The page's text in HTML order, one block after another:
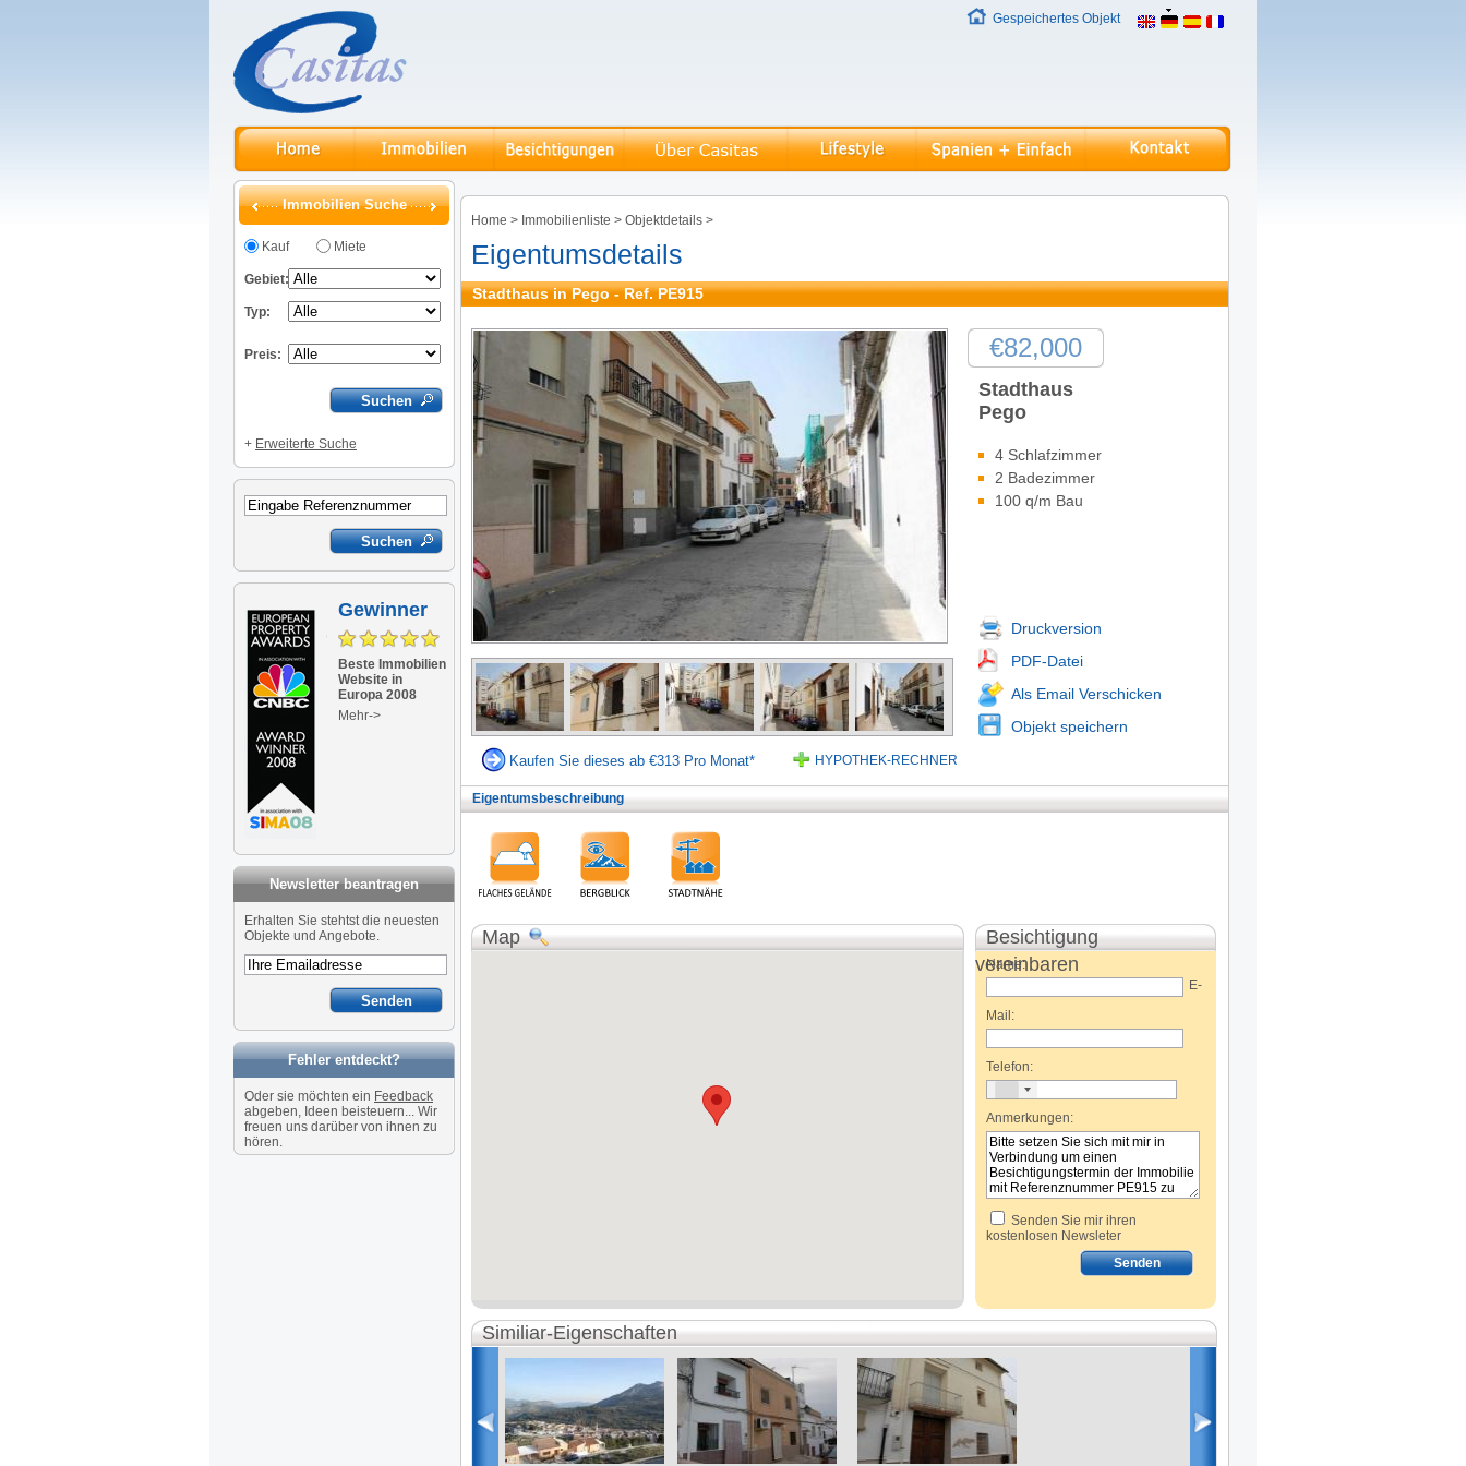
Gespeichertes Objekt
Immobilien Suche
Kauf Miete
Gebiet:
Typ:
Preis:
+ Erweiterte Suche
Gewinner
Beste Immobilien
Website in
Europa 2008
Mehr->
Newsletter beantragen
Newsletter
Erhalten Sie stehtst die neuesten
Objekte und Angebote.
Fehler entdeckt?
Oder sie möchten ein Feedback
abgeben, Ideen beisteuern... Wir
freuen uns darüber von ihnen zu
hören.
Home > Immobilienliste > Objektdetails >
Eigentumsdetails
Stadthaus in Pego - Ref. PE915
€82,000
Stadthaus
Pego
4 Schlafzimmer
2 Badezimmer
100 q/m Bau
Druckversion
PDF-Datei
Als Email Verschicken
Objekt speichern
HYPOTHEK-RECHNER
Kaufen Sie dieses ab €313 Pro Monat*
Eigentumsbeschreibung
Map
Besichtigung
vereinbaren
Name:
E-
Mail:
Telefon:
Anmerkungen:
Senden Sie mir ihren
kostenlosen Newsleter
Similiar-Eigenschaften